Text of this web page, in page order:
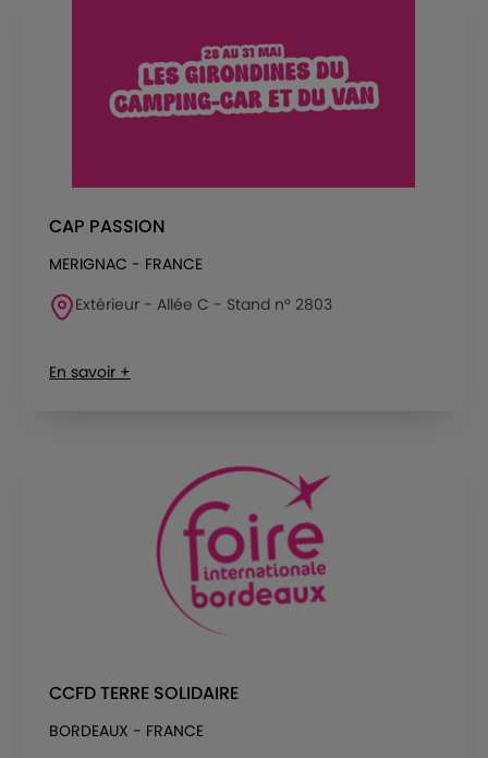
CAP PASSION
MERIGNAC - FRANCE
Extérieur - Allée C - Stand n° 2803
En savoir +
CCFD TERRE SOLIDAIRE
BORDEAUX - FRANCE